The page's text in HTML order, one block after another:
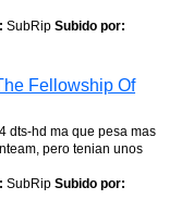
SubRip Subido por:
Fellowship Of
dts-hd ma que pesa mas
pero tenian unos
SubRip Subido por: